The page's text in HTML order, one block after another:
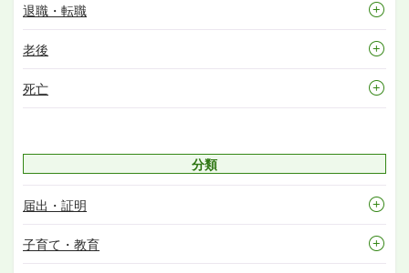
退職・転職
老後
死亡
分類
届出・証明
子育て・教育